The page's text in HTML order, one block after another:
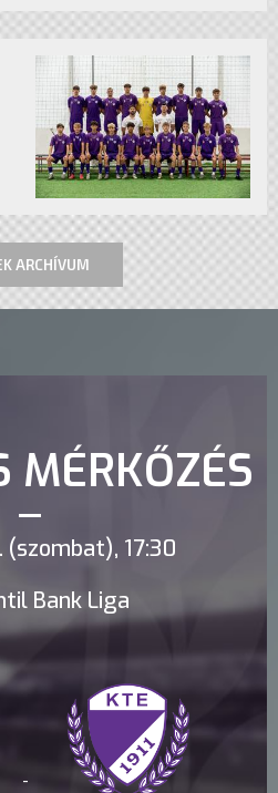
ARCHÍVUM
MÉRKŐZÉS
(szombat), 17:30
Bank Liga
-